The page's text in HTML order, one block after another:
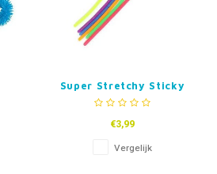
Super Stretchy Sticky
Rope
€3,99
Vergelijk